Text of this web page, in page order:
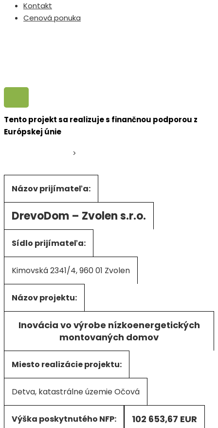
Kontakt
Cenová ponuka
Tento projekt sa realizuje s finančnou podporou z
Európskej únie
>
Názov prijímateľa:
DrevoDom – Zvolen s.r.o.
Sídlo prijímateľa:
Kimovská 2341/4, 960 01 Zvolen
Názov projektu:
Inovácia vo výrobe nízkoenergetických
montovaných domov
Miesto realizácie projektu:
Detva, katastrálne územie Očová
Výška poskytnutého NFP: 102 653,67 EUR